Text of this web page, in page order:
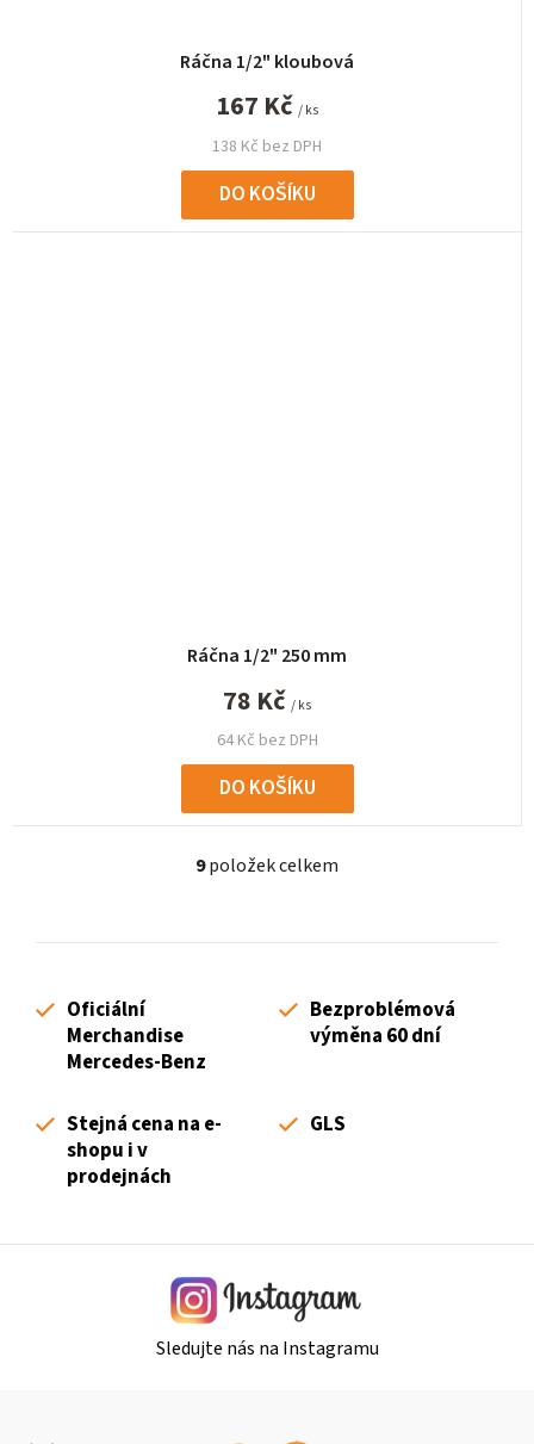
Ráčna 1/2" kloubová
138 Kč bez DPH
167 Kč / ks
DO KOŠÍKU
Ráčna 1/2" 250 mm
64 Kč bez DPH
78 Kč / ks
DO KOŠÍKU
O
l
v
ý
p
i
s
9položek celkem
Oficiální
Merchandise
Mercedes-Benz
Bezproblémová
výměna 60 dní
Stejná cena na e-
shopu i v
prodejnách
GLS
Sledujte nás na Instagramu